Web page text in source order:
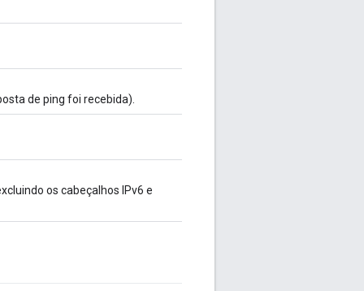
de ping foi recebida).
os cabeçalhos IPv6 e